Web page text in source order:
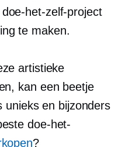
het-zelf-project
te maken.
artistieke
kan een beetje
unieks en bijzonders
doe-het-
?